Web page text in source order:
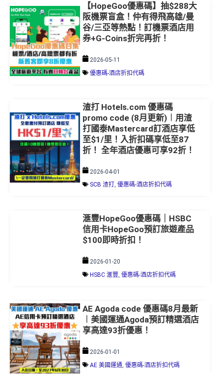
【HopeGoo優惠碼】抽$288大
阪機票盲盒！仲有得飛高雄/曼
谷/三亞等熱點！訂機票酒店用
券+G-Coins折完再折！
2026-05-11
優惠碼-酒店折扣代碼
渣打 Hotels.com 優惠碼
promo code (8月更新)︱用渣
打國泰Mastercard訂酒店享低
至$1/里！入折扣碼享低至87
折！ 全年酒店優惠可享92折！
2026-04-01
SCB 渣打 , 優惠碼-酒店折扣代碼
滙豐HopeGoo優惠碼｜HSBC
信用卡HopeGoo預訂旅遊產品
$100即時折扣！
2026-01-20
HSBC 滙豐, 優惠碼-酒店折扣代碼
AE Agoda code 優惠碼8月最新
︱美國運通Agoda預訂精選酒店
享高達93折優惠！
2026-01-01
AE 美國運通 優惠碼-酒店折扣代碼